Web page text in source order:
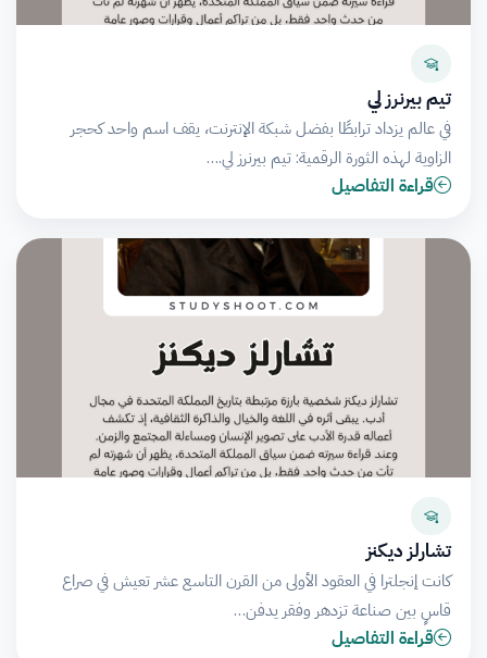
تيم بيرنرز لي
في عالم يزداد ترابطًا بفضل شبكة الإنترنت، يقف اسم واحد كحجر
الزاوية لهذه الثورة الرقمية: تيم بيرنرز لي.…
قراءة التفاصيل
تشارلز ديكنز
كانت إنجلترا في العقود الأولى من القرن التاسع عشر تعيش في صراع
قاسٍ بين صناعة تزدهر وفقر يدفن…
قراءة التفاصيل